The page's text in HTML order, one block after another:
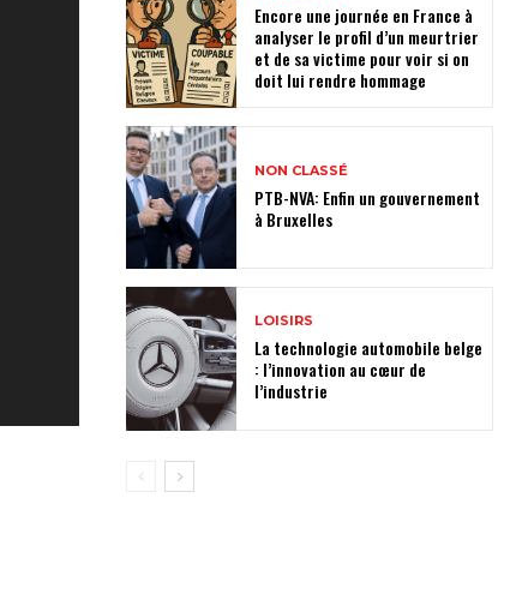
Encore une journée en France à
analyser le profil d’un meurtrier
et de sa victime pour voir si on
doit lui rendre hommage
NON CLASSÉ
PTB-NVA: Enfin un gouvernement
à Bruxelles
LOISIRS
La technologie automobile belge
: l’innovation au cœur de
l’industrie